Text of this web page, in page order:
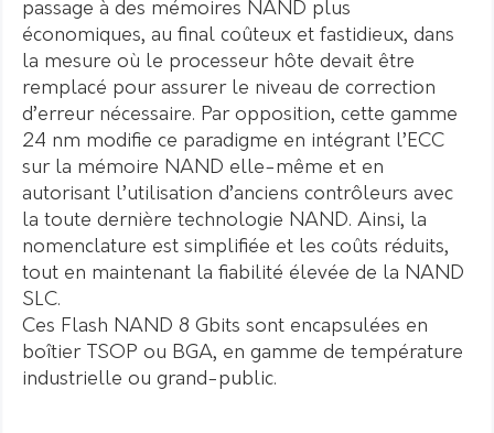
passage à des mémoires NAND plus
économiques, au final coûteux et fastidieux, dans
la mesure où le processeur hôte devait être
remplacé pour assurer le niveau de correction
d’erreur nécessaire. Par opposition, cette gamme
24 nm modifie ce paradigme en intégrant l’ECC
sur la mémoire NAND elle-même et en
autorisant l’utilisation d’anciens contrôleurs avec
la toute dernière technologie NAND. Ainsi, la
nomenclature est simplifiée et les coûts réduits,
tout en maintenant la fiabilité élevée de la NAND
SLC.
Ces Flash NAND 8 Gbits sont encapsulées en
boîtier TSOP ou BGA, en gamme de température
industrielle ou grand-public.